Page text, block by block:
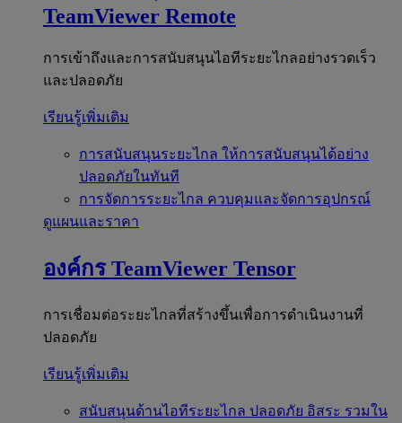
TeamViewer Remote
การเข้าถึงและการสนับสนุนไอทีระยะไกลอย่างรวดเร็ว
และปลอดภัย
เรียนรู้เพิ่มเติม
การสนับสนุนระยะไกล ให้การสนับสนุนได้อย่าง
ปลอดภัยในทันที
การจัดการระยะไกล ควบคุมและจัดการอุปกรณ์
ดูแผนและราคา
องค์กร TeamViewer Tensor
การเชื่อมต่อระยะไกลที่สร้างขึ้นเพื่อการดำเนินงานที่
ปลอดภัย
เรียนรู้เพิ่มเติม
สนับสนุนด้านไอทีระยะไกล ปลอดภัย อิสระ รวมใน